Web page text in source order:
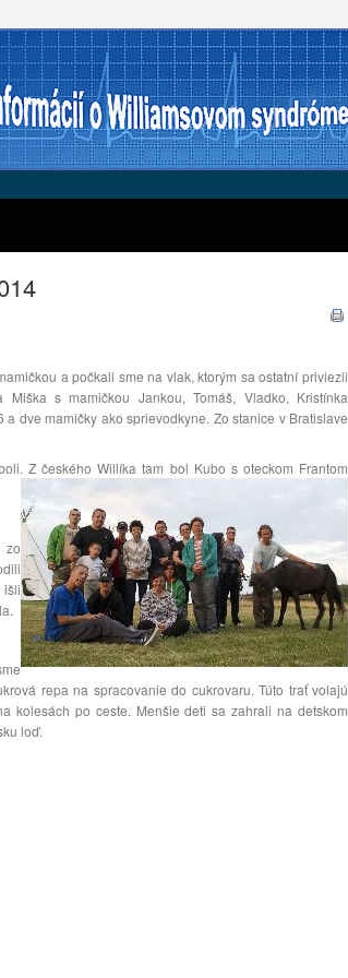
a počkali sme na vlak, ktorým sa ostatní priviezli
s mamičkou Jankou, Tomáš, Vladko, Kristínka
dve mamičky ako sprievodkyne. Zo stanice v Bratislave
Z českého Willíka tam bol Kubo s oteckom Frantom
zo
repa na spracovanie do cukrovaru. Túto trať volajú
kolesách po ceste. Menšie deti sa zahrali na detskom
loď.